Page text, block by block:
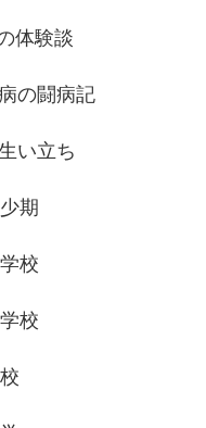
体験談
の闘病記
い立ち
期
校
校